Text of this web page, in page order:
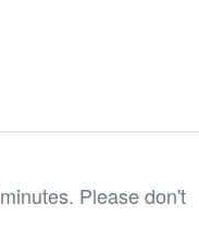
Please don't